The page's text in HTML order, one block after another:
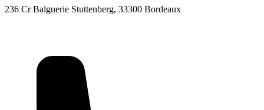
236 Cr Balguerie Stuttenberg, 33300 Bordeaux